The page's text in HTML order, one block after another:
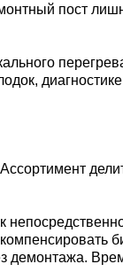
пост
демонтажа.